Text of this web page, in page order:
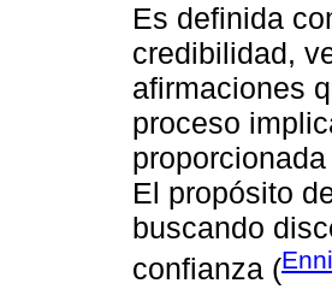
Es definida
credibilidad,
afirmaciones
proceso
El propósito
buscando
confianza (